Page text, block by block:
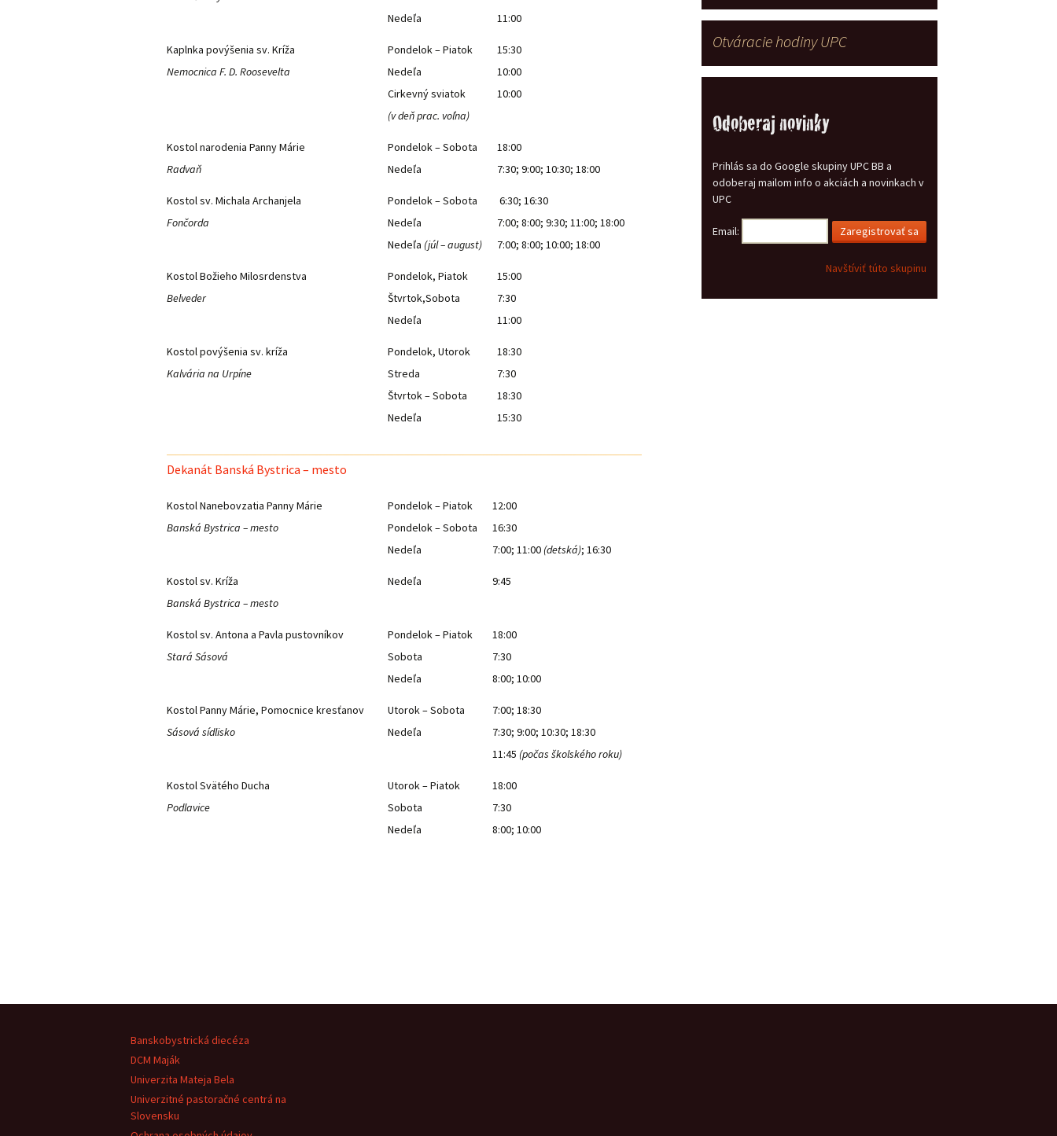
Nedeľa
11:00
Kaplnka povýšenia sv. Kríža
Nemocnica F. D. Roosevelta
Pondelok – Piatok
Nedeľa
Cirkevný sviatok
(v deň prac. voľna)
15:30
10:00
10:00
Kostol narodenia Panny Márie
Radvaň
Pondelok – Sobota
Nedeľa
18:00
7:30; 9:00; 10:30; 18:00
Kostol sv. Michala Archanjela
Fončorda
Pondelok – Sobota
Nedeľa
Nedeľa (júl – august)
6:30; 16:30
7:00; 8:00; 9:30; 11:00; 18:00
7:00; 8:00; 10:00; 18:00
Kostol Božieho Milosrdenstva
Belveder
Pondelok, Piatok
Štvrtok,Sobota
Nedeľa
15:00
7:30
11:00
Kostol povýšenia sv. kríža
Kalvária na Urpíne
Pondelok, Utorok
Streda
Štvrtok – Sobota
Nedeľa
18:30
7:30
18:30
15:30
Dekanát Banská Bystrica – mesto
Kostol Nanebovzatia Panny Márie
Banská Bystrica – mesto
Pondelok – Piatok
Pondelok – Sobota
Nedeľa
12:00
16:30
7:00; 11:00 (detská); 16:30
Kostol sv. Kríža
Banská Bystrica – mesto
Nedeľa 9:45
Kostol sv. Antona a Pavla pustovníkov
Stará Sásová
Pondelok – Piatok
Sobota
Nedeľa
18:00
7:30
8:00; 10:00
Kostol Panny Márie, Pomocnice kresťanov
Sásová sídlisko
Utorok – Sobota
Nedeľa
7:00; 18:30
7:30; 9:00; 10:30; 18:30
11:45 (počas školského roku)
Kostol Svätého Ducha
Podlavice
Utorok – Piatok
Sobota
Nedeľa
18:00
7:30
8:00; 10:00
Otváracie hodiny UPC
Odoberaj novinky
Prihlás sa do Google skupiny UPC BB a
odoberaj mailom info o akciách a novinkach v
UPC
Email:
Navštíviť túto skupinu
Banskobystrická diecéza
DCM Maják
Univerzita Mateja Bela
Univerzitné pastoračné centrá na
Slovensku